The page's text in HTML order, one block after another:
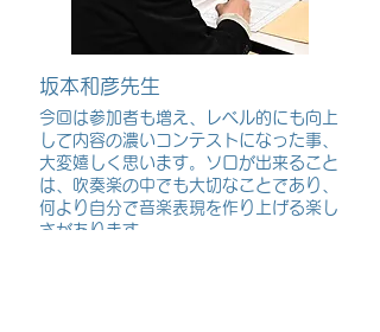
坂本和彦先生
今回は参加者も増え、レベル的にも向上
して内容の濃いコンテストになった事、
大変嬉しく思います。ソロが出来ること
は、吹奏楽の中でも大切なことであり、
何より自分で音楽表現を作り上げる楽し
さがあります。